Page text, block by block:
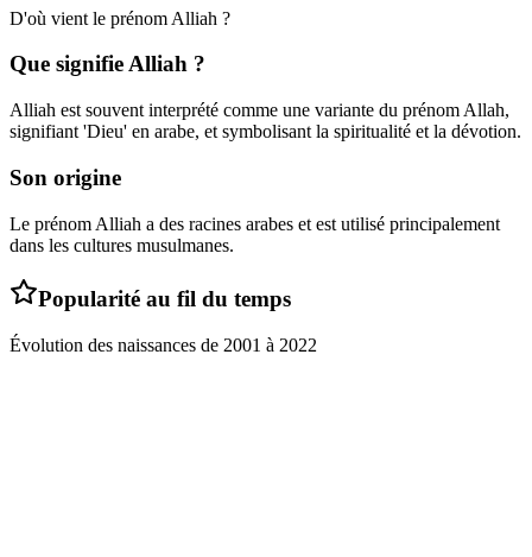
D'où vient le prénom Alliah ?
Que signifieAlliah ?
Alliah est souvent interprété comme une variante du prénom Allah,
signifiant 'Dieu' en arabe, et symbolisant la spiritualité et la dévotion.
Son origine
Le prénom Alliah a des racines arabes et est utilisé principalement
dans les cultures musulmanes.
Popularité au fil du temps
Évolution des naissances de 2001 à 2022